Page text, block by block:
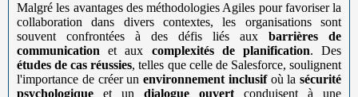
Malgré les avantages des méthodologies Agiles pour favoriser la
collaboration dans divers contextes, les organisations sont
souvent confrontées à des défis liés aux barrières de
communication et aux complexités de planification. Des
études de cas réussies, telles que celle de Salesforce, soulignent
l'importance de créer un environnement inclusifoù la sécurité
psychologique et un dialogue ouvert conduisent à une